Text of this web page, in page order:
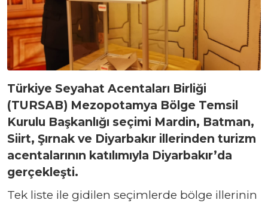
Türkiye Seyahat Acentaları Birliği
(TURSAB) Mezopotamya Bölge Temsil
Kurulu Başkanlığı seçimi Mardin, Batman,
Siirt, Şırnak ve Diyarbakır illerinden turizm
acentalarının katılımıyla Diyarbakır’da
gerçekleşti.
Tek liste ile gidilen seçimlerde bölge illerinin